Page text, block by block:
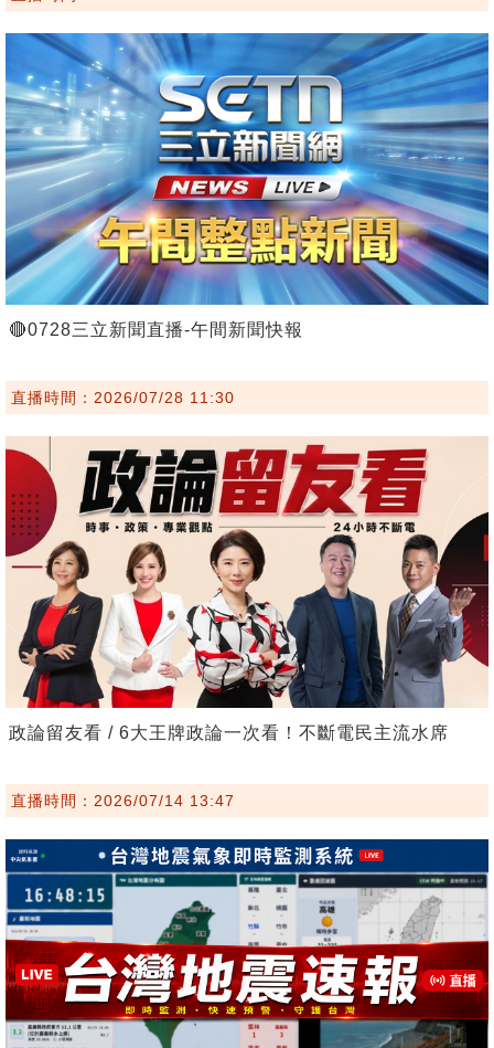
🔴0728三立新聞直播-午間新聞快報
直播時間：2026/07/28 11:30
政論留友看 / 6大王牌政論一次看！不斷電民主流水席
直播時間：2026/07/14 13:47